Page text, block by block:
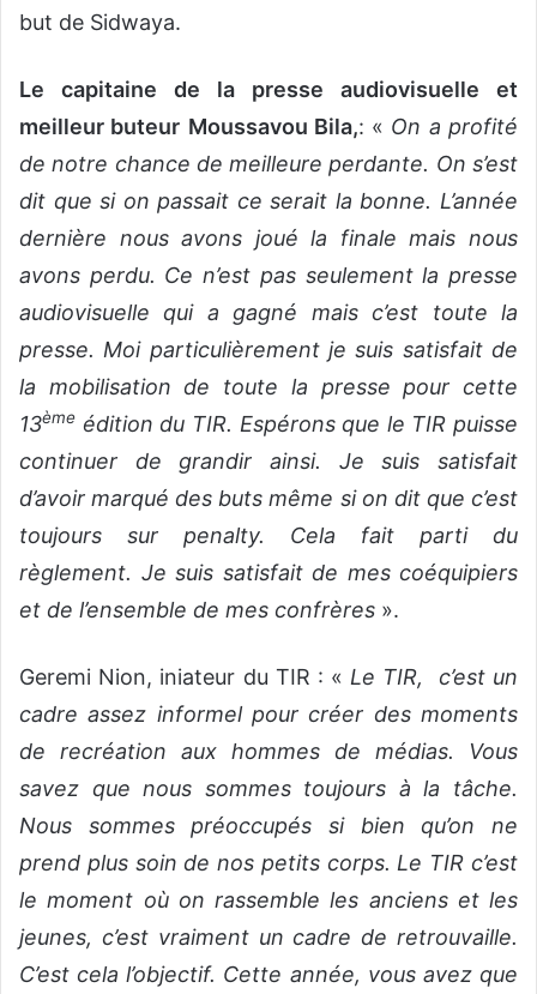
but de Sidwaya.
Le capitaine de la presse audiovisuelle et
meilleur buteur Moussavou Bila,: « On a profité
de notre chance de meilleure perdante. On s’est
dit que si on passait ce serait la bonne. L’année
dernière nous avons joué la finale mais nous
avons perdu. Ce n’est pas seulement la presse
audiovisuelle qui a gagné mais c’est toute la
presse. Moi particulièrement je suis satisfait de
la mobilisation de toute la presse pour cette
13ème édition du TIR. Espérons que le TIR puisse
continuer de grandir ainsi. Je suis satisfait
d’avoir marqué des buts même si on dit que c’est
toujours sur penalty. Cela fait parti du
règlement. Je suis satisfait de mes coéquipiers
et de l’ensemble de mes confrères ».
Geremi Nion, iniateur du TIR : « Le TIR, c’est un
cadre assez informel pour créer des moments
de recréation aux hommes de médias. Vous
savez que nous sommes toujours à la tâche.
Nous sommes préoccupés si bien qu’on ne
prend plus soin de nos petits corps. Le TIR c’est
le moment où on rassemble les anciens et les
jeunes, c’est vraiment un cadre de retrouvaille.
C’est cela l’objectif. Cette année, vous avez que